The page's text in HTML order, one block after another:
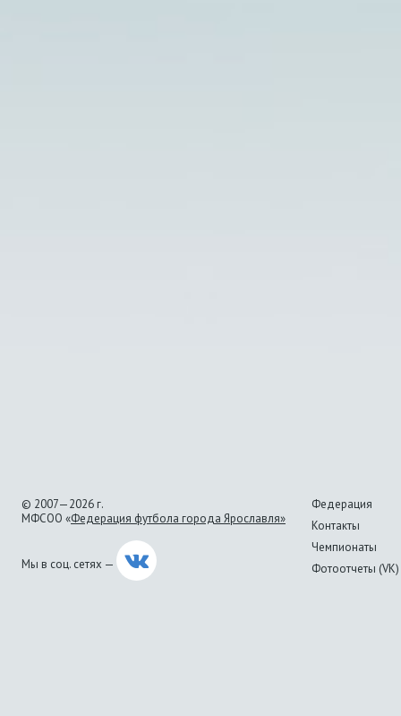
© 2007—2026 г.
МФСОО «Федерация футбола города Ярославля»
Мы в соц. сетях —
Федерация
Контакты
Чемпионаты
Фотоотчеты (VK)